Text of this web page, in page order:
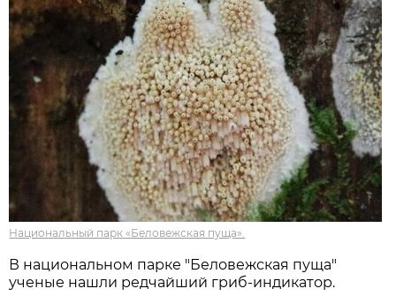
Национальный парк «Беловежская пуща».
В национальном парке "Беловежская пуща"
ученые нашли редчайший гриб-индикатор.